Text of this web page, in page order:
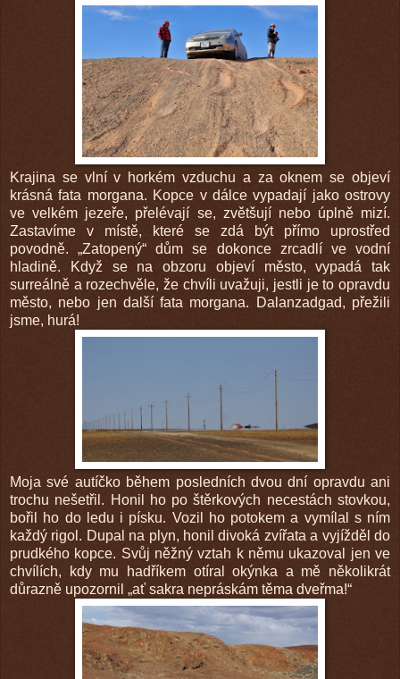
Krajina se vlní v horkém vzduchu a za oknem se objeví
krásná fata morgana. Kopce v dálce vypadají jako ostrovy
ve velkém jezeře, přelévají se, zvětšují nebo úplně mizí.
Zastavíme v místě, které se zdá být přímo uprostřed
povodně. „Zatopený“ dům se dokonce zrcadlí ve vodní
hladině. Když se na obzoru objeví město, vypadá tak
surreálně a rozechvěle, že chvíli uvažuji, jestli je to opravdu
město, nebo jen další fata morgana. Dalanzadgad, přežili
jsme, hurá!
Moja své autíčko během posledních dvou dní opravdu ani
trochu nešetřil. Honil ho po štěrkových necestách stovkou,
bořil ho do ledu i písku. Vozil ho potokem a vymílal s ním
každý rigol. Dupal na plyn, honil divoká zvířata a vyjížděl do
prudkého kopce. Svůj něžný vztah k němu ukazoval jen ve
chvílích, kdy mu hadříkem otíral okýnka a mě několikrát
důrazně upozornil „ať sakra nepráskám těma dveřma!“